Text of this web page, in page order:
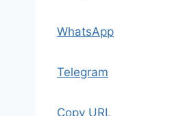
WhatsApp
Telegram
Copy URL